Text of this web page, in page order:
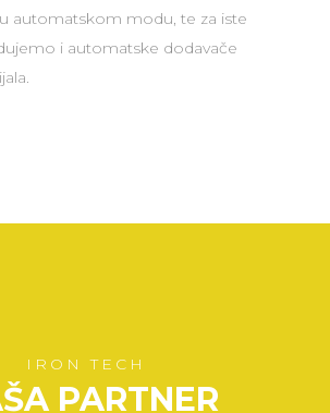
automatskom modu, te za iste
i automatske dodavače
IRON TECH
PARTNER